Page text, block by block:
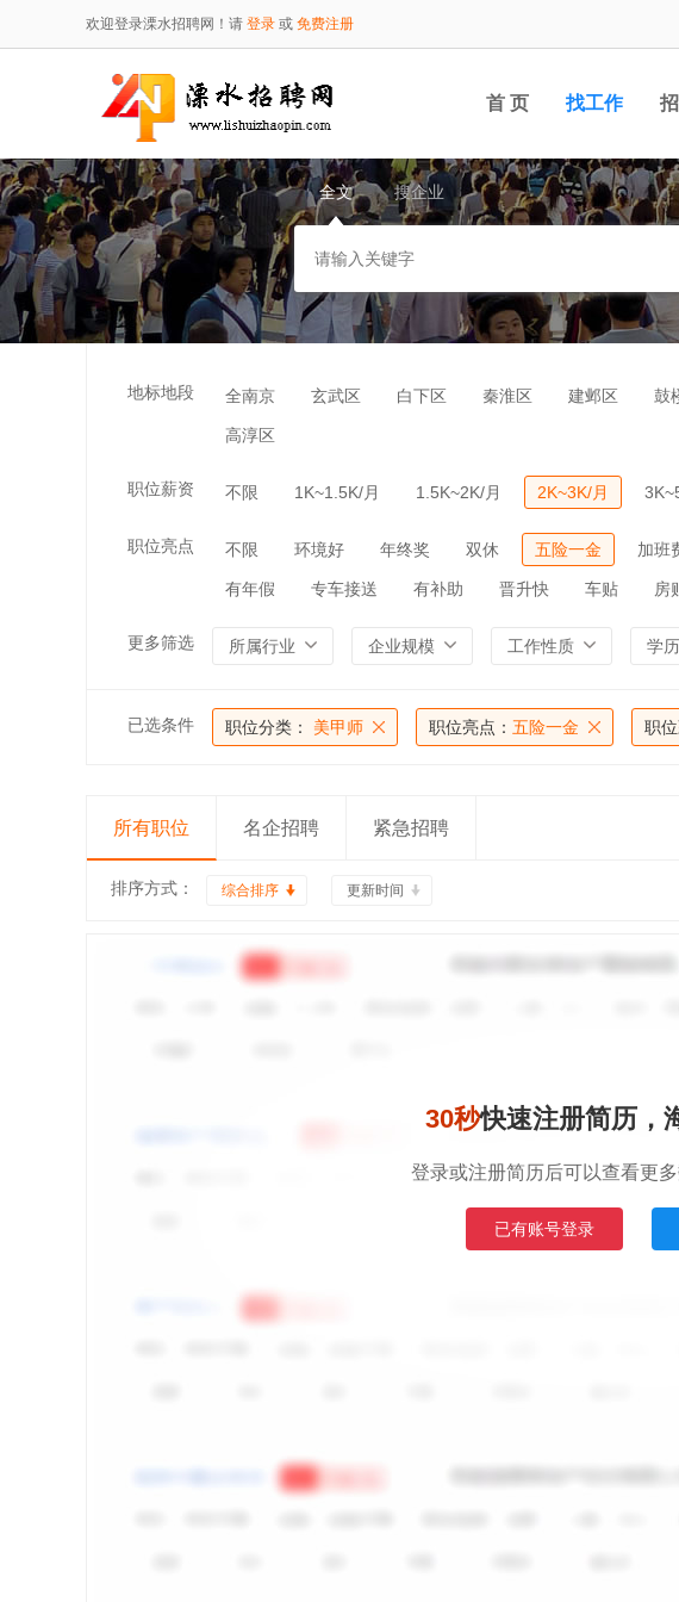
欢迎登录溧水招聘网！请 登录 或 免费注册
首 页 找工作
全文 搜企业
地标地段 全南京 玄武区 白下区 秦淮区 建邺区 鼓
高淳区
职位薪资 不限 1K~1.5K/月 1.5K~2K/月 2K~3K/月
职位亮点 不限 环境好 年终奖 双休 五险一金 加班
有年假 专车接送 有补助 晋升快 车贴 房
更多筛选 所属行业 企业规模 工作性质 学
已选条件 职位分类： 美甲师 职位亮点： 五险一金 职位
所有职位 名企招聘 紧急招聘
排序方式： 综合排序 更新时间
30秒快速注册简历，
登录或注册简历后可以查看更
已有账号登录